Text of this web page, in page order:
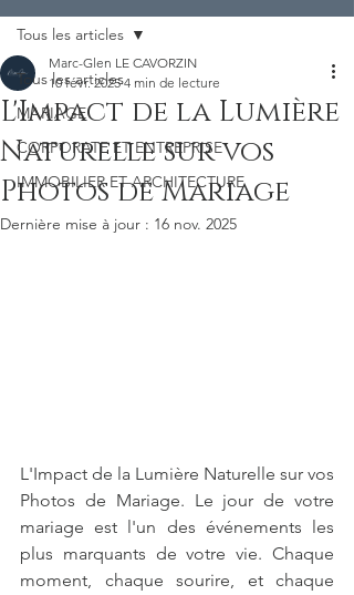
Tous les articles
MARIAGE
CORPORATE ET ENTREPRISE
IMMOBILIER ET ARCHITECTURE
Tous les articles
L'Impact de la Lumière
Naturelle sur vos
Photos de Mariage
Marc-Glen LE CAVORZIN
10 févr. 2025 4 min de lecture
Dernière mise à jour : 16 nov. 2025
L'Impact de la Lumière Naturelle sur vos
Photos de Mariage. Le jour de votre
mariage est l'un des événements les
plus marquants de votre vie. Chaque
moment, chaque sourire, et chaque